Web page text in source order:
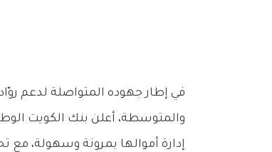
في إطار جهوده المتواصلة لدعم روّاد
والمتوسطة، أعلن بنك الكويت
إدارة أموالها بمرونة وسهولة، مع